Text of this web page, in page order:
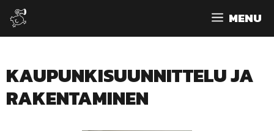
Siirry
sisältöön
MENU
KAUPUNKISUUNNITTELU JA
RAKENTAMINEN